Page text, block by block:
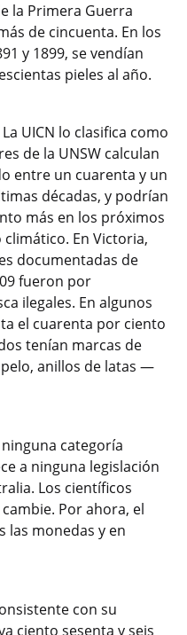
la Primera Guerra
de cincuenta. En los
y 1899, se vendían
pieles al año.
UICN lo clasifica como
de la UNSW calculan
entre un cuarenta y un
décadas, y podrían
más en los próximos
En Victoria,
documentadas de
fueron por
ilegales. En algunos
el cuarenta por ciento
tenían marcas de
anillos de latas —
categoría
a ninguna legislación
Los científicos
Por ahora, el
las monedas y en
con su
ciento sesenta y seis